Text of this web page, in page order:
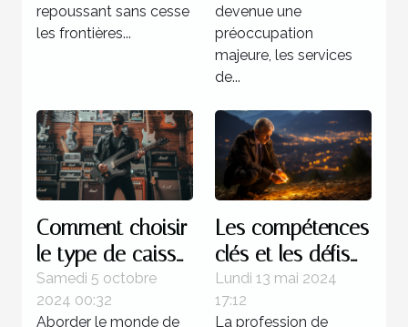
repoussant sans cesse
les frontières...
devenue une
préoccupation
majeure, les services
de...
Comment choisir
le type de caisse
pour votre
guitare électrique
Samedi 5 octobre
2024 00:32
Aborder le monde de
Les compétences
clés et les défis
du métier de
détective privé à
Lundi 13 mai 2024
17:12
La profession de